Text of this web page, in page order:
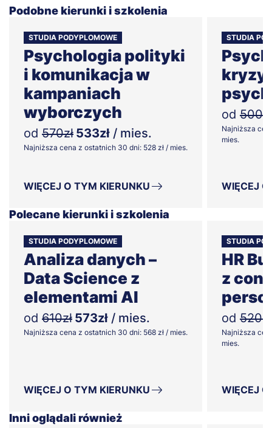
Podobne kierunki i szkolenia
STUDIA PODYPLOMOWE
Psychologia polityki
i komunikacja w
kampaniach
wyborczych
od 570zł 533zł / mies.
Najniższa cena z ostatnich 30 dni: 528 zł / mies.
WIĘCEJ O TYM KIERUNKU
STUDIA
od 500zł
Najniższa
mies.
WIĘCEJ
Polecane kierunki i szkolenia
STUDIA PODYPLOMOWE
Analiza danych –
Data Science z
elementami AI
od 610zł 573zł / mies.
Najniższa cena z ostatnich 30 dni: 568 zł / mies.
WIĘCEJ O TYM KIERUNKU
STUDIA
HR
z
od 520zł
Najniższa
mies.
WIĘCEJ
Inni oglądali również